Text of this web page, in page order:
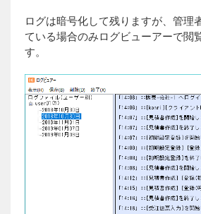
ログは暗号化して残りますが、管理
ている場合のみログビューアーで閲
す。